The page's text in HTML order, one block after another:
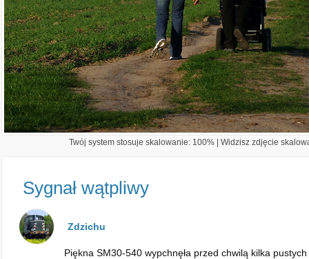
Twój system stosuje skalowanie: 100% | Widzisz zdjęcie
Sygnał wątpliwy
Zdzichu
Piękna SM30-540 wypchnęła przed chwilą kilka